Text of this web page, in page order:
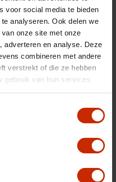
voor social media te bieden
analyseren. Ook delen we
onze site met onze
adverteren en analyse. Deze
combineren met andere
verstrekt of die ze hebben
gebruik van hun services.
1200 kg
104 g/km
€ 172 - 188 per kwartaal
145 pk